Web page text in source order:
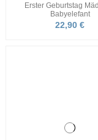
Geburtstagsshirt
21,90 €